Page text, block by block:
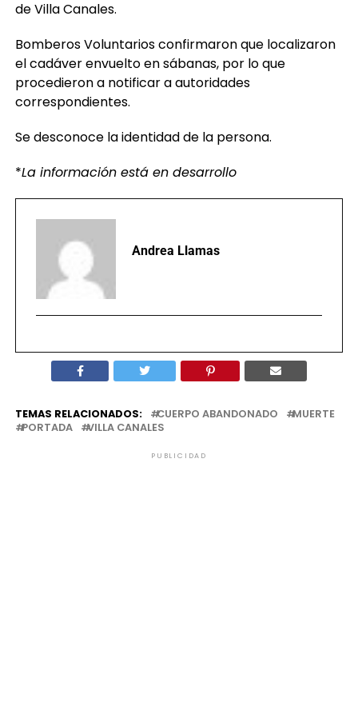
de Villa Canales.
Bomberos Voluntarios confirmaron que localizaron
el cadáver envuelto en sábanas, por lo que
procedieron a notificar a autoridades
correspondientes.
Se desconoce la identidad de la persona.
*La información está en desarrollo
Andrea Llamas
TEMAS RELACIONADOS: CUERPO ABANDONADO
MUERTE
PORTADA
VILLA CANALES
PUBLICIDAD